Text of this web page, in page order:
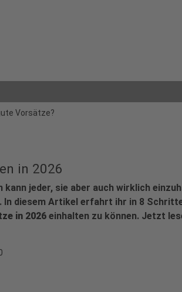
Vorsätze?
in 2026
kann jeder, sie aber auch wirklich
In diesem Artikel erfahrt ihr in 8
in 2026 einhalten zu können. Jetzt